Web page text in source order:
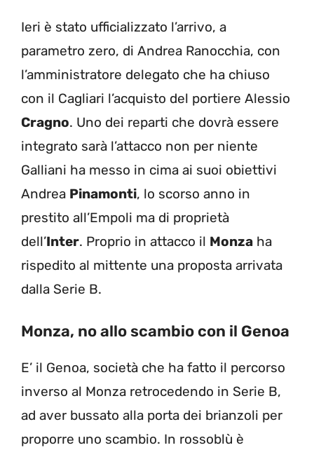
Ieri è stato ufficializzato l’arrivo, a
parametro zero, di Andrea Ranocchia, con
l’amministratore delegato che ha chiuso
con il Cagliari l’acquisto del portiere Alessio
Cragno. Uno dei reparti che dovrà essere
integrato sarà l’attacco non per niente
Galliani ha messo in cima ai suoi obiettivi
Andrea Pinamonti, lo scorso anno in
prestito all’Empoli ma di proprietà
dell’Inter. Proprio in attacco il Monza ha
rispedito al mittente una proposta arrivata
dalla Serie B.
Monza, no allo scambio con il Genoa
E’ il Genoa, società che ha fatto il percorso
inverso al Monza retrocedendo in Serie B,
ad aver bussato alla porta dei brianzoli per
proporre uno scambio. In rossoblù è